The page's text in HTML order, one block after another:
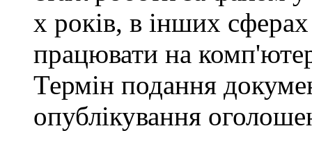
х років, в інших
працювати на
Термін подання
опублікування